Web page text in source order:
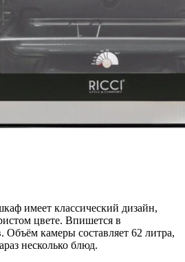
имеет классический дизайн,
цвете. Впишется в
Объём камеры составляет 62 литра,
несколько блюд.